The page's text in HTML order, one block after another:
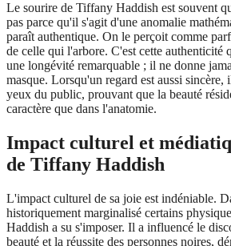
Le sourire de Tiffany Haddish est souvent
pas parce qu'il s'agit d'une anomalie
paraît authentique. On le perçoit comme
de celle qui l'arbore. C'est cette authenticité
une longévité remarquable ; il ne donne
masque. Lorsqu'un regard est aussi
yeux du public, prouvant que la beauté
caractère que dans l'anatomie.
Impact culturel et
de Tiffany Haddish
L'impact culturel de sa joie est indéniable.
historiquement marginalisé certains
Haddish a su s'imposer. Il a influencé le
beauté et la réussite des personnes noires,